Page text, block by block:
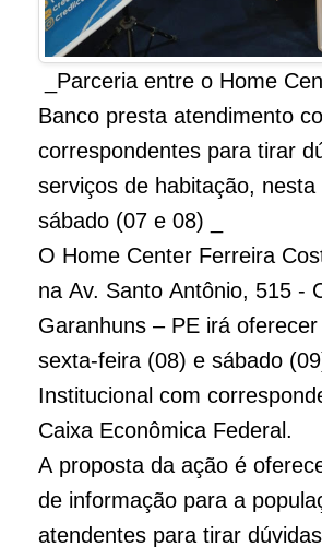
_Parceria entre o Home
Banco presta atendimento
correspondentes para tirar
serviços de habitação, nesta
sábado (07 e 08) _
O Home Center Ferreira
na Av. Santo Antônio, 515 -
Garanhuns – PE irá
sexta-feira (08) e sábado
Institucional com
Caixa Econômica Federal.
A proposta da ação é
de informação para a
atendentes para tirar